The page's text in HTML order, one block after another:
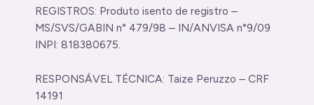
REGISTROS: Produto isento de registro –
MS/SVS/GABIN n° 479/98 – IN/ANVISA n°9/09
INPI: 818380675.
RESPONSÁVEL TÉCNICA: Taize Peruzzo – CRF
14191